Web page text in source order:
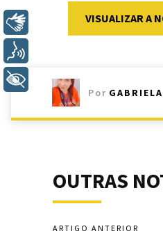
VISUALIZAR A
Por
OUTRAS
ARTIGO ANTERIOR
+ Acessibilidade